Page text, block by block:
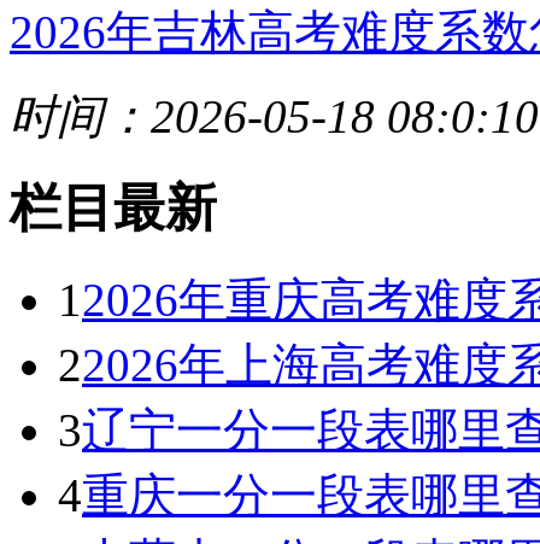
2026年吉林高考难度系
时间：2026-05-18 08:0:10
栏目最新
12026年重庆高考难度
22026年上海高考难度
3辽宁一分一段表哪里
4重庆一分一段表哪里